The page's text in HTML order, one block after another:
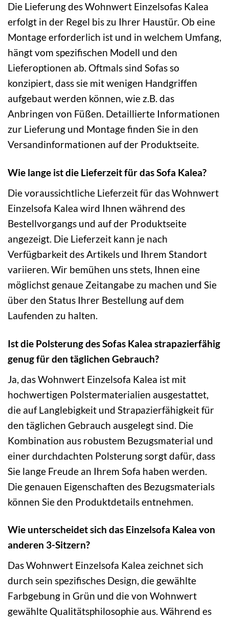
Die Lieferung des Wohnwert Einzelsofas Kalea
erfolgt in der Regel bis zu Ihrer Haustür. Ob eine
Montage erforderlich ist und in welchem Umfang,
hängt vom spezifischen Modell und den
Lieferoptionen ab. Oftmals sind Sofas so
konzipiert, dass sie mit wenigen Handgriffen
aufgebaut werden können, wie z.B. das
Anbringen von Füßen. Detaillierte Informationen
zur Lieferung und Montage finden Sie in den
Versandinformationen auf der Produktseite.
Wie lange ist die Lieferzeit für das Sofa Kalea?
Die voraussichtliche Lieferzeit für das Wohnwert
Einzelsofa Kalea wird Ihnen während des
Bestellvorgangs und auf der Produktseite
angezeigt. Die Lieferzeit kann je nach
Verfügbarkeit des Artikels und Ihrem Standort
variieren. Wir bemühen uns stets, Ihnen eine
möglichst genaue Zeitangabe zu machen und Sie
über den Status Ihrer Bestellung auf dem
Laufenden zu halten.
Ist die Polsterung des Sofas Kalea strapazierfähig
genug für den täglichen Gebrauch?
Ja, das Wohnwert Einzelsofa Kalea ist mit
hochwertigen Polstermaterialien ausgestattet,
die auf Langlebigkeit und Strapazierfähigkeit für
den täglichen Gebrauch ausgelegt sind. Die
Kombination aus robustem Bezugsmaterial und
einer durchdachten Polsterung sorgt dafür, dass
Sie lange Freude an Ihrem Sofa haben werden.
Die genauen Eigenschaften des Bezugsmaterials
können Sie den Produktdetails entnehmen.
Wie unterscheidet sich das Einzelsofa Kalea von
anderen 3-Sitzern?
Das Wohnwert Einzelsofa Kalea zeichnet sich
durch sein spezifisches Design, die gewählte
Farbgebung in Grün und die von Wohnwert
gewählte Qualitätsphilosophie aus. Während es